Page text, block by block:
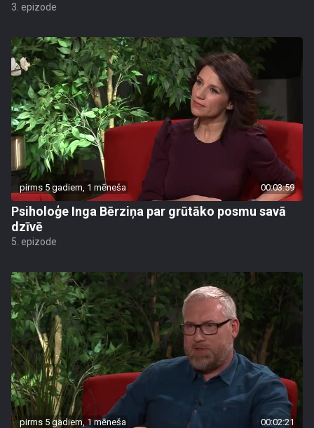
3. epizode
pirms 5 gadiem, 1 mēneša 00:03:59
Psiholoģe Inga Bērziņa par grūtāko posmu savā
dzīvē
5. epizode
pirms 5 gadiem, 1 mēneša 00:02:21